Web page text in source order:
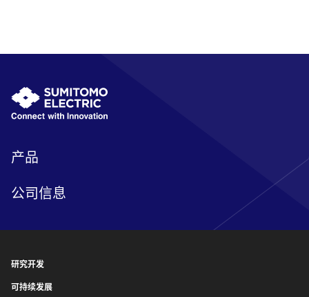
产品
公司信息
研究开发
可持续发展